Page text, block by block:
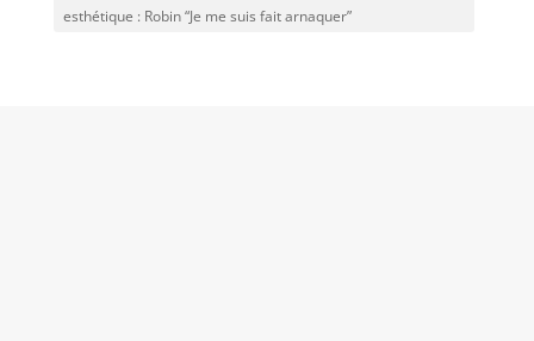
esthétique : Robin “Je me suis fait arnaquer”